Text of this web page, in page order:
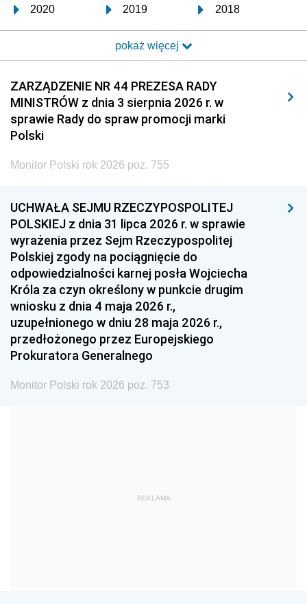
2020 2019 2018
2017 2016 2015
2014 2013 2012
2011 2010 2009
2008 2007 2006
2005
1996 1995 1994
1993 1992 1991
1990 1989
1987 1986 1985
1984 1983
1981 1980 1979
1978 1977
1975 1974
1959
pokaż więcej
ZARZĄDZENIE NR 44 PREZESA RADY
MINISTRÓW z dnia 3 sierpnia 2026 r. w
sprawie Rady do spraw promocji marki
Polski
Monitor Polski rok 2026 poz. 755
UCHWAŁA SEJMU RZECZYPOSPOLITEJ
POLSKIEJ z dnia 31 lipca 2026 r. w sprawie
wyrażenia przez Sejm Rzeczypospolitej
Polskiej zgody na pociągnięcie do
odpowiedzialności karnej posła Wojciecha
Króla za czyn określony w punkcie drugim
wniosku z dnia 4 maja 2026 r.,
uzupełnionego w dniu 28 maja 2026 r.,
przedłożonego przez Europejskiego
Prokuratora Generalnego
Monitor Polski rok 2026 poz. 753
REKLAMA